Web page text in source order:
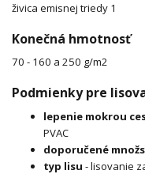
živica emisnej triedy 1
Konečná hmotnosť
70 - 160 a 250 g/m2
Podmienky pre
lepenie mokrou
PVAC
doporučené
typ lisu - lisovanie